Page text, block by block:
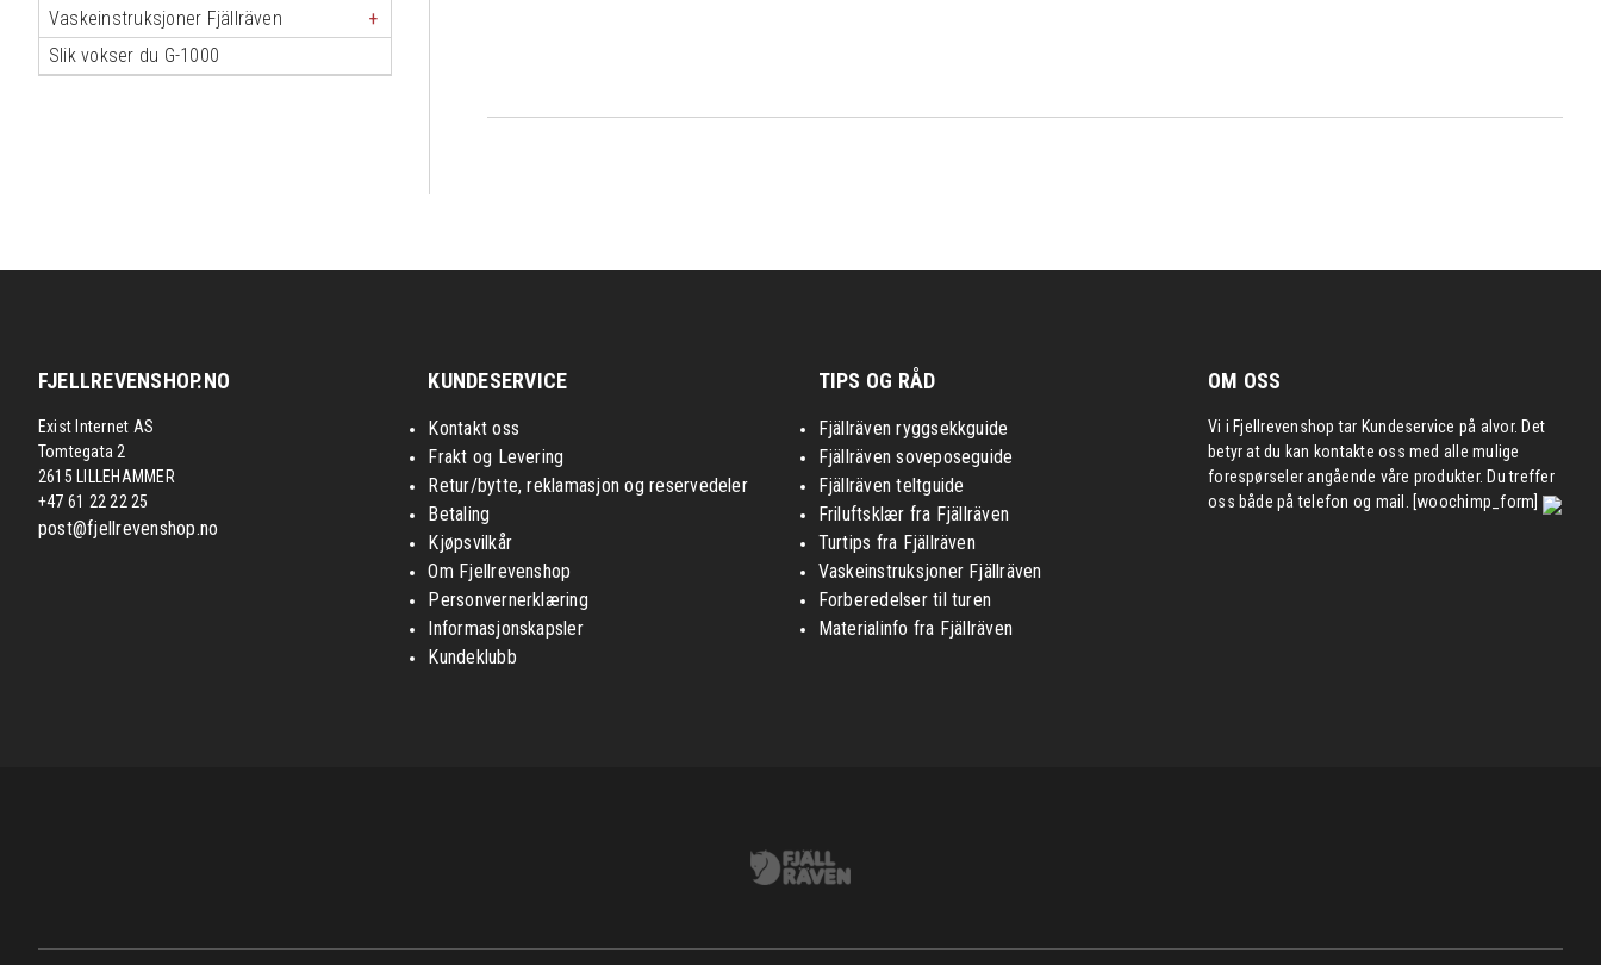
Vaskeinstruksjoner Fjällräven
Slik vokser du G-1000
FJELLREVENSHOP.NO
Exist Internet AS
Tomtegata 2
2615 LILLEHAMMER
+47 61 22 22 25
post@fjellrevenshop.no
KUNDESERVICE
Kontakt oss
Frakt og Levering
Retur/bytte, reklamasjon og reservedeler
Betaling
Kjøpsvilkår
Om Fjellrevenshop
Personvernerklæring
Informasjonskapsler
Kundeklubb
TIPS OG RÅD
Fjällräven ryggsekkguide
Fjällräven soveposeguide
Fjällräven teltguide
Friluftsklær fra Fjällräven
Turtips fra Fjällräven
Vaskeinstruksjoner Fjällräven
Forberedelser til turen
Materialinfo fra Fjällräven
OM OSS
Vi i Fjellrevenshop tar Kundeservice på alvor. Det
betyr at du kan kontakte oss med alle mulige
forespørseler angående våre produkter. Du treffer
oss både på telefon og mail. [woochimp_form]